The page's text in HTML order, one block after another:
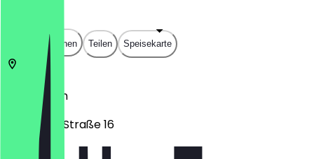
In App öffnen Teilen Speisekarte
Köln
Aachener Straße 16